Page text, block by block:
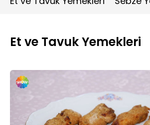
Et ve Tavuk Yemekleri